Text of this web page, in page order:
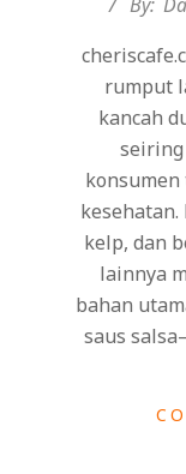
rumput
kancah
kelp, dan
lainnya
bahan
saus